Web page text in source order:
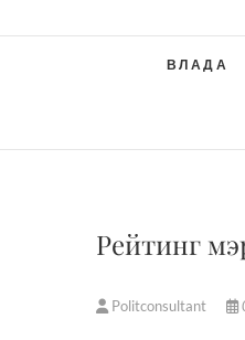
ВЛАДА
Рейтинг
Politconsultant